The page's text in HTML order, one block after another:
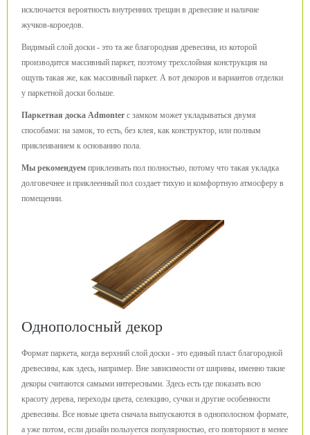
исключается вероятность внутренних трещин в древесине и наличие
жучков-короедов.
Видимый слой доски - это та же благородная древесина, из которой
производится массивный паркет, поэтому трехслойная конструкция на
ощупь такая же, как массивный паркет. А вот декоров и вариантов отделки
у паркетной доски больше.
Паркетная доска Admonter с замком может укладываться двумя
способами: на замок, то есть, без клея, как конструктор, или полным
приклеиванием к основанию пола.
Мы рекомендуем приклеивать пол полностью, потому что такая укладка
долговечнее и приклеенный пол создает тихую и комфортную атмосферу в
помещении.
Однополосный декор
Формат паркета, когда верхний слой доски - это единый пласт благородной
древесины, как здесь, например. Вне зависимости от ширины, именно такие
декоры считаются самыми интересными. Здесь есть где показать всю
красоту дерева, переходы цвета, селекцию, сучки и другие особенности
древесины. Все новые цвета сначала выпускаются в однополосном формате,
а уже потом, если дизайн пользуется популярностью, его повторяют в менее